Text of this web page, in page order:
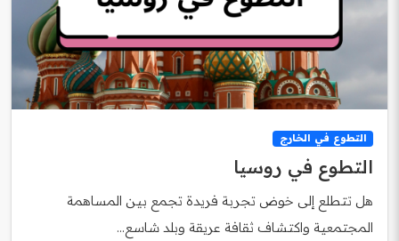
التطوع في الخارج
التطوع في روسيا
هل تتطلع إلى خوض تجربة فريدة تجمع بين المساهمة
المجتمعية واكتشاف ثقافة عريقة وبلد شاسع...